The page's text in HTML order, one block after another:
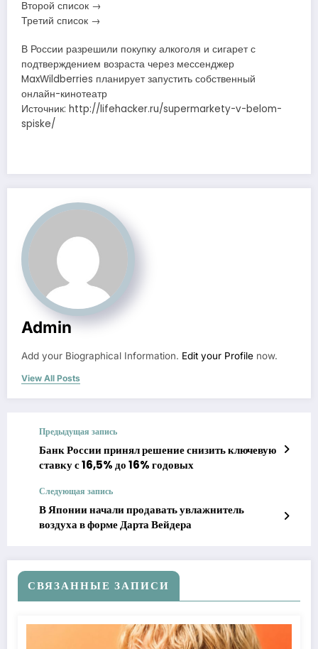
Второй список →
Третий список →
В России разрешили покупку алкоголя и сигарет с
подтверждением возраста через мессенджер
MaxWildberries планирует запустить собственный
онлайн-кинотеатр
Источник: http://lifehacker.ru/supermarkety-v-belom-
spiske/
Admin
Add your Biographical Information. Edit your Profile now.
View All Posts
Предыдущая запись
Банк России принял решение снизить ключевую
ставку с 16,5% до 16% годовых
Следующая запись
В Японии начали продавать увлажнитель
воздуха в форме Дарта Вейдера
СВЯЗАННЫЕ ЗАПИСИ